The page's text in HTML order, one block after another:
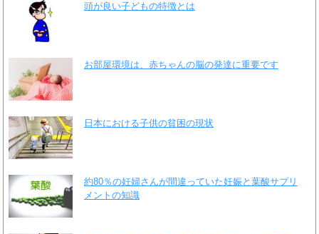
頭が良い子どもの特徴とは
お部屋環境は、赤ちゃんの脳の発達に重要です
日本における子供の貧困の現状
約80％の妊婦さんが間違っていた妊娠と葉酸サプリ
メントの知識